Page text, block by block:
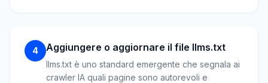
4 Aggiungere o aggiornare il file llms.txt
llms.txt è uno standard emergente che segnala ai
crawler IA quali pagine sono autorevoli e